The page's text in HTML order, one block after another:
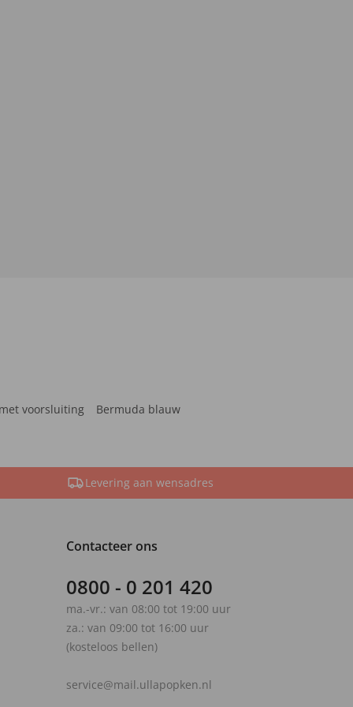
voorsluiting Bermuda blauw
Levering aan wensadres
Contacteer ons
0800 - 0 201 420
ma.-vr.: van 08:00 tot 19:00 uur
za.: van 09:00 tot 16:00 uur
(kosteloos bellen)
service@mail.ullapopken.nl